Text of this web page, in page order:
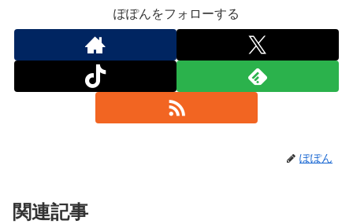
ぽぽんをフォローする
ぽぽん
関連記事